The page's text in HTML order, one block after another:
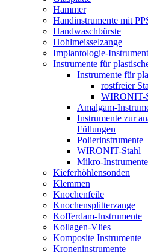
Hammer
Handinstrumente mit
Handwaschbürste
Hohlmeisselzange
Implantologie-
Instrumente für
Instrumente für
rostfreier
WIRONIT-
Amalgam-
Instrumente zur
Füllungen
Polierinstrumente
WIRONIT-Stahl
Mikro-Instrumente
Kieferhöhlensonden
Klemmen
Knochenfeile
Knochensplitterzange
Kofferdam-Instrumente
Kollagen-Vlies
Komposite Instrumente
Kroneninstrumente